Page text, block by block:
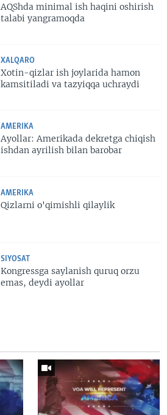
AQShda minimal ish haqini oshirish
talabi yangramoqda
XALQARO
Xotin-qizlar ish joylarida hamon
kamsitiladi va tazyiqqa uchraydi
AMERIKA
Ayollar: Amerikada dekretga chiqish
ishdan ayrilish bilan barobar
AMERIKA
Qizlarni o'qimishli qilaylik
SIYOSAT
Kongressga saylanish quruq orzu
emas, deydi ayollar